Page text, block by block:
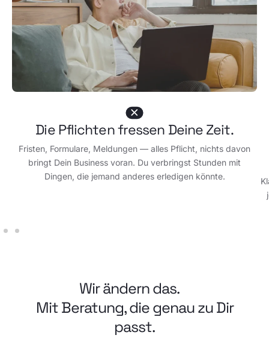
Die Pflichten fressen Deine Zeit.
Fristen, Formulare, Meldungen — alles Pflicht, nichts davon
bringt Dein Business voran. Du verbringst Stunden mit
Dingen, die jemand anderes erledigen könnte.
Wir ändern das.
Mit Beratung, die genau zu Dir
passt.